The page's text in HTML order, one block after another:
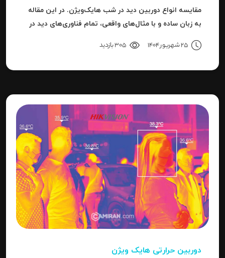
مقایسه انواع دوربین دید در شب هایک‌ویژن. در این مقاله
به زبان ساده و با مثال‌های واقعی، تمام فناوری‌های دید در
25 شهریور 1404 305 بازدید
دوربین حرارتی هایک ویژن